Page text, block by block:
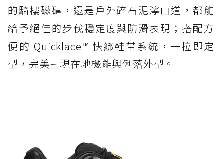
的騎樓磁磚，還是戶外碎石泥濘山道，都能
給予絕佳的步伐穩定度與防滑表現；搭配方
便的 Quicklace™ 快綁鞋帶系統，一拉即定
型，完美呈現在地機能與俐落外型。